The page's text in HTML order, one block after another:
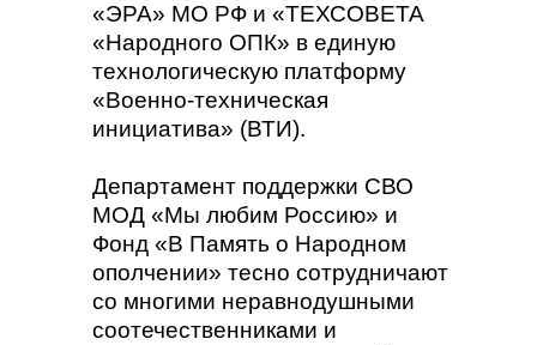
«ЭРА» МО РФ и «ТЕХСОВЕТА
«Народного ОПК» в единую
технологическую платформу
«Военно-техническая
инициатива» (ВТИ).
Департамент поддержки СВО
МОД «Мы любим Россию» и
Фонд «В Память о Народном
ополчении» тесно сотрудничают
со многими неравнодушными
соотечественниками и